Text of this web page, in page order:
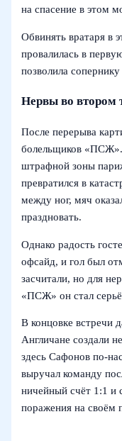
на спасение в этом
Обвинять вратаря в
провалилась в
позволила
Нервы во втором
После перерыва
болельщиков
штрафной зоны
превратился в
между ног, мяч
праздновать.
Однако радость
офсайд, и гол был
засчитали, но для
«ПСЖ» он стал
В концовке встречи
Англичане создали
здесь Сафонов по-
выручал команду
ничейный счёт 1:1 и
поражения на своём